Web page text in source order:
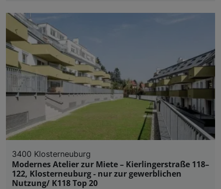
3400 Klosterneuburg
Modernes Atelier zur Miete – Kierlingerstraße 118–
122, Klosterneuburg - nur zur gewerblichen
Nutzung/ K118 Top 20